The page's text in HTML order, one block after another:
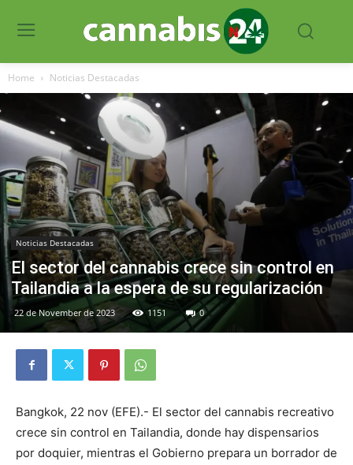
Home Noticias Destacadas
Noticias Destacadas
El sector del cannabis crece sin control en
Tailandia a la espera de su regularización
22 de November de 2023 1151 0
Bangkok, 22 nov (EFE).- El sector del cannabis recreativo
crece sin control en Tailandia, donde hay dispensarios
por doquier, mientras el Gobierno prepara un borrador de